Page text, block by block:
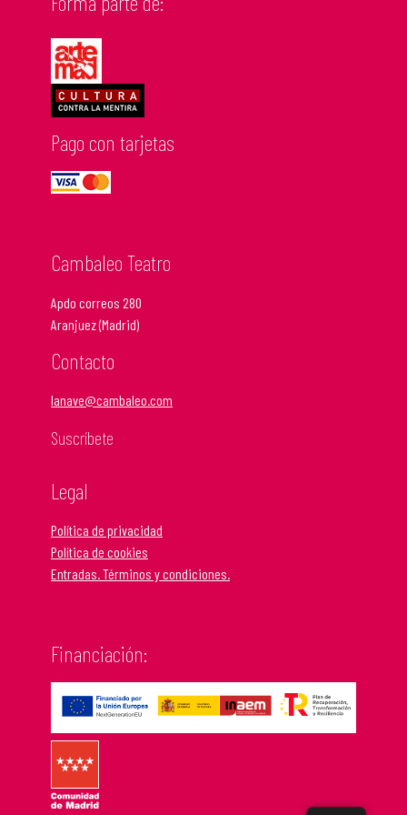
Pago con tarjetas
Cambaleo Teatro
Apdo correos 280
Aranjuez (Madrid)
Contacto
lanave@cambaleo.com
Suscríbete
Legal
Política de privacidad
Política de cookies
Entradas. Términos y condiciones.
Financiación: